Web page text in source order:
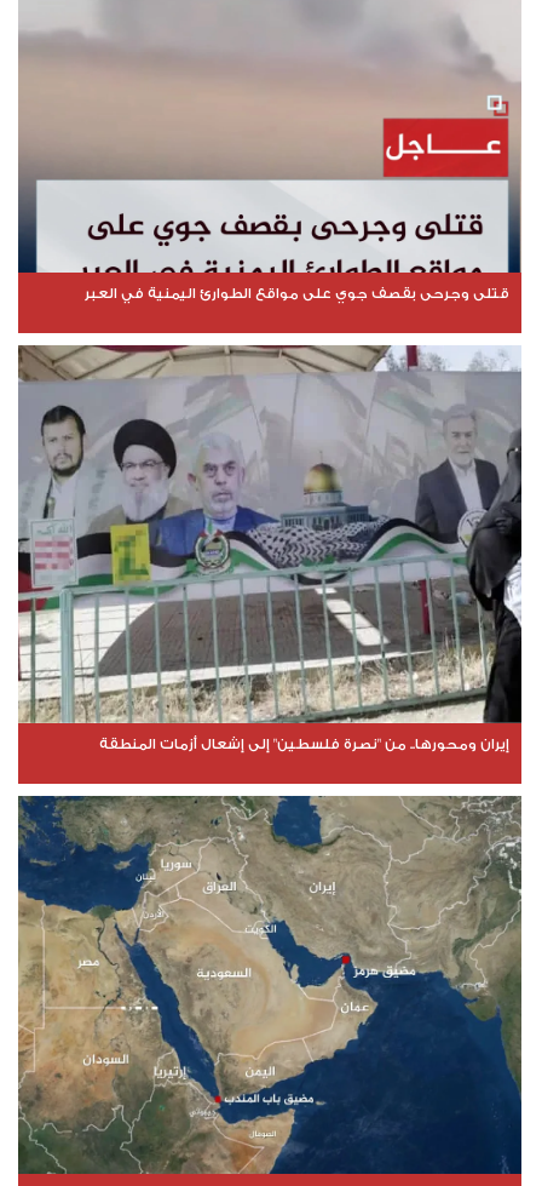
قتلى وجرحى بقصف جوي على مواقع الطوارئ اليمنية في العبر
إيران ومحورها.. من "نصرة فلسطين" إلى إشعال أزمات المنطقة